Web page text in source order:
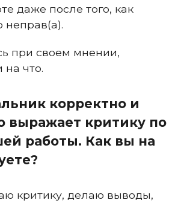
даже после того, как
неправ(а).
при своем мнении,
на что.
корректно и
выражает критику по
работы. Как вы на
критику, делаю выводы,